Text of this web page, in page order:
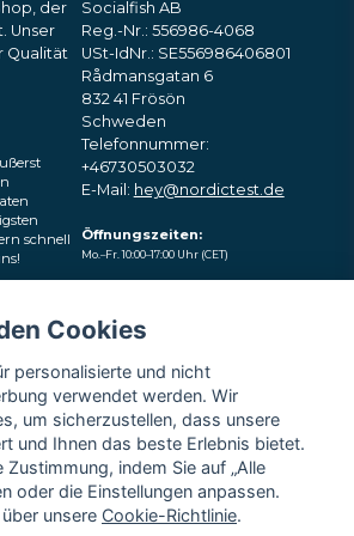
der
Unser
Qualität
schnell
Socialfish AB
Reg.-Nr.: 556986-4068
USt-IdNr.: SE556986406801
Rådmansgatan 6
832 41 Frösön
Schweden
Telefonnummer:
+46730503032
E-Mail: hey@nordictest.de
Öffnungszeiten:
Mo.–Fr. 10:00–17:00 Uhr (CET)
Cookies
personalisierte und nicht
verwendet werden. Wir
um sicherzustellen, dass unsere
und Ihnen das beste Erlebnis bietet.
Zustimmung, indem Sie auf „Alle
oder die Einstellungen anpassen.
unsere Cookie-Richtlinie.